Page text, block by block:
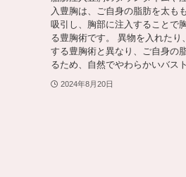
入豊胸は、ご自身の脂肪を太も
吸引し、胸部に注入することで
る豊胸術です。 異物を入れたり
する豊胸術と異なり、ご自身の
るため、自然でやわらかいバス
2024年8月20日